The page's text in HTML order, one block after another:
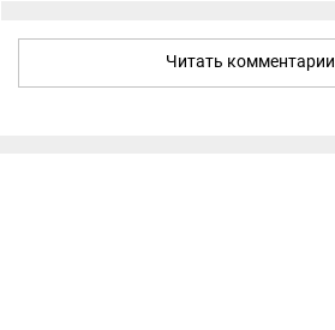
Читать комментарии